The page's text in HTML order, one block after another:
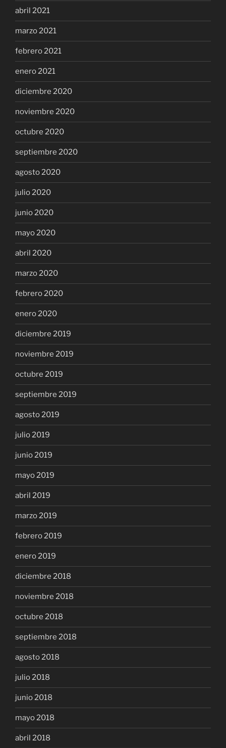
abril 2021
marzo 2021
febrero 2021
enero 2021
diciembre 2020
noviembre 2020
octubre 2020
septiembre 2020
agosto 2020
julio 2020
junio 2020
mayo 2020
abril 2020
marzo 2020
febrero 2020
enero 2020
diciembre 2019
noviembre 2019
octubre 2019
septiembre 2019
agosto 2019
julio 2019
junio 2019
mayo 2019
abril 2019
marzo 2019
febrero 2019
enero 2019
diciembre 2018
noviembre 2018
octubre 2018
septiembre 2018
agosto 2018
julio 2018
junio 2018
mayo 2018
abril 2018